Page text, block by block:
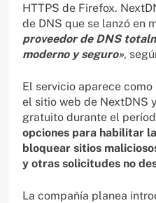
HTTPS de Firefox.
de DNS que se lanzó en
proveedor de DNS
moderno y seguro»,
El servicio aparece
el sitio web de NextDNS
gratuito durante el
opciones para habilitar
bloquear sitios
y otras solicitudes no
La compañía planea